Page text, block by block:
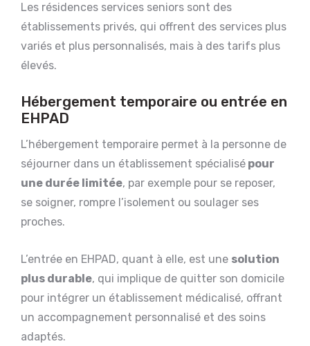
Les résidences services seniors sont des
établissements privés, qui offrent des services plus
variés et plus personnalisés, mais à des tarifs plus
élevés.
Hébergement temporaire ou entrée en
EHPAD
L’hébergement temporaire permet à la personne de
séjourner dans un établissement spécialisé pour
une durée limitée, par exemple pour se reposer,
se soigner, rompre l’isolement ou soulager ses
proches.
L’entrée en EHPAD, quant à elle, est une solution
plus durable, qui implique de quitter son domicile
pour intégrer un établissement médicalisé, offrant
un accompagnement personnalisé et des soins
adaptés.